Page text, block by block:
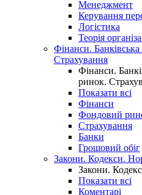
Менеджмент
Керування
Логістика
Теорія
Фінанси.
Страхування
Фінанси.
ринок.
Показати всі
Фінанси
Фондовий
Страхування
Банки
Грошовий обіг
Закони. Кодекси.
Закони.
Показати всі
Коментарі